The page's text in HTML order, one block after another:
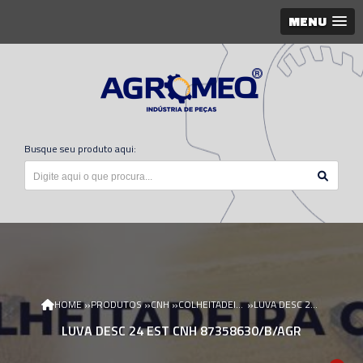
MENU
Busque seu produto aqui:
HOME»PRODUTOS»CNH» COLHEITADEIRA CNH » LUVA DESC 24 EST CNH 87358630/B/AGR
LUVA DESC 24 EST CNH 87358630/B/AGR